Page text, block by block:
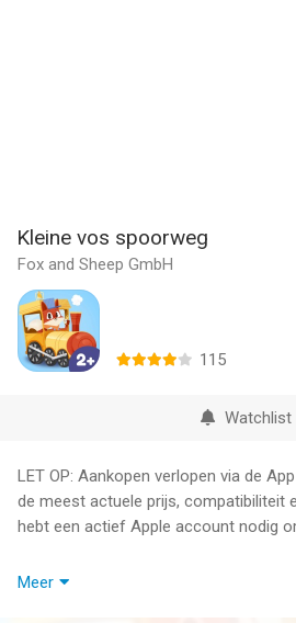
Kleine vos spoorweg
Fox and Sheep GmbH
115
Watchlist
LET OP: Aankopen verlopen via de
de meest actuele prijs, compatibiliteit
hebt een actief Apple account nodig
RIJD MET DE TREIN
Meer